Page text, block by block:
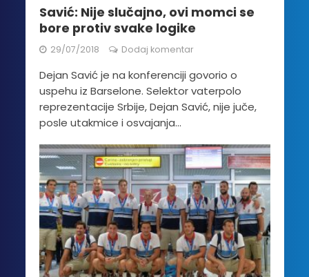
Savić: Nije slučajno, ovi momci se
bore protiv svake logike
29/07/2018 Dodaj komentar
Dejan Savić je na konferenciji govorio o
uspehu iz Barselone. Selektor vaterpolo
reprezentacije Srbije, Dejan Savić, nije juče,
posle utakmice i osvajanja...